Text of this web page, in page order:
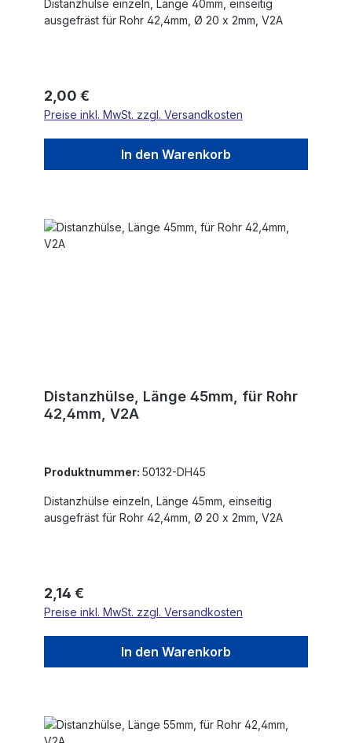
Distanzhülse einzeln, Länge 40mm, einseitig
ausgefräst für Rohr 42,4mm, Ø 20 x 2mm, V2A
Regulärer Preis:
2,00 €
Preise inkl. MwSt. zzgl. Versandkosten
In den Warenkorb
Distanzhülse, Länge 45mm, für Rohr
42,4mm, V2A
Produktnummer: 50132-DH45
Distanzhülse einzeln, Länge 45mm, einseitig
ausgefräst für Rohr 42,4mm, Ø 20 x 2mm, V2A
Regulärer Preis:
2,14 €
Preise inkl. MwSt. zzgl. Versandkosten
In den Warenkorb